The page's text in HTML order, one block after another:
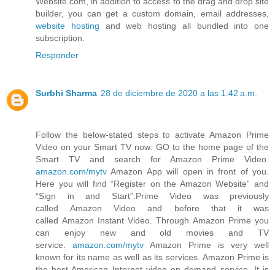
builder, you can get a custom domain, email addresses,
website hosting and web hosting all bundled into one
subscription.
Responder
Surbhi Sharma 28 de diciembre de 2020 a las 1:42 a.m.
Follow the below-stated steps to activate Amazon Prime
Video on your Smart TV now: GO to the home page of the
Smart TV and search for Amazon Prime Video.
amazon.com/mytv Amazon App will open in front of you.
Here you will find “Register on the Amazon Website” and
“Sign in and Start”.Prime Video was previously
called Amazon Video and before that it was
called Amazon Instant Video. Through Amazon Prime you
can enjoy new and old movies and TV
service. amazon.com/mytv Amazon Prime is very well
known for its name as well as its services. Amazon Prime is